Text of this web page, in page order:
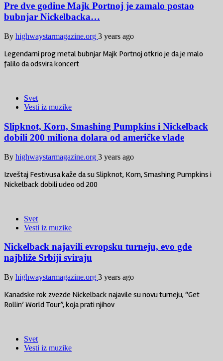
Pre dve godine Majk Portnoj je zamalo postao
bubnjar Nickelbacka…
By highwaystarmagazine.org 3 years ago
Legendarni prog metal bubnjar Majk Portnoj otkrio je da je malo
falilo da odsvira koncert
Svet
Vesti iz muzike
Slipknot, Korn, Smashing Pumpkins i Nickelback
dobili 200 miliona dolara od američke vlade
By highwaystarmagazine.org 3 years ago
Izveštaj Festivusa kaže da su Slipknot, Korn, Smashing Pumpkins i
Nickelback dobili udeo od 200
Svet
Vesti iz muzike
Nickelback najavili evropsku turneju, evo gde
najbliže Srbiji sviraju
By highwaystarmagazine.org 3 years ago
Kanadske rok zvezde Nickelback najavile su novu turneju, “Get
Rollin’ World Tour”, koja prati njihov
Svet
Vesti iz muzike